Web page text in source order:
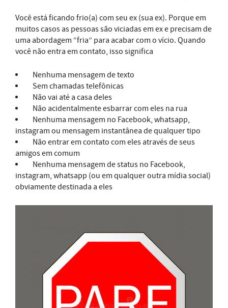
Você está ficando frio(a) com seu ex (sua ex). Porque em
muitos casos as pessoas são viciadas em ex e precisam de
uma abordagem “fria” para acabar com o vício. Quando
você não entra em contato, isso significa
Nenhuma mensagem de texto
Sem chamadas telefônicas
Não vai até a casa deles
Não acidentalmente esbarrar com eles na rua
Nenhuma mensagem no Facebook, whatsapp,
instagram ou mensagem instantânea de qualquer tipo
Não entrar em contato com eles através de seus
amigos em comum
Nenhuma mensagem de status no Facebook,
instagram, whatsapp (ou em qualquer outra mídia social)
obviamente destinada a eles